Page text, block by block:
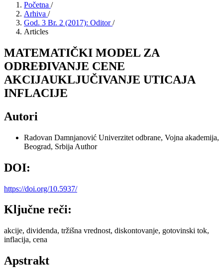
Početna /
Arhiva /
God. 3 Br. 2 (2017): Oditor/
Articles
MATEMATIČKI MODEL ZA
ODREĐIVANJE CENE
AKCIJAUKLJUČIVANJE UTICAJA
INFLACIJE
Autori
Radovan Damnjanović Univerzitet odbrane, Vojna akademija,
Beograd, Srbija Author
DOI:
https://doi.org/10.5937/
Ključne reči:
akcije, dividenda, tržišna vrednost, diskontovanje, gotovinski tok,
inflacija, cena
Apstrakt